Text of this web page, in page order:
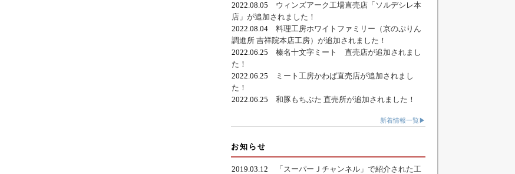
2022.08.05 ウィンズアーク工場直売店「ソルデシレ本
店」が追加されました！
2022.08.04 料理工房ホワイトファミリー（京のぷりん
調進所 吉祥院本店工房）が追加されました！
2022.06.25 榛名十文字ミート 直売店が追加されまし
た！
2022.06.25
ミート工房かわば直売店が追加されまし
た！
2022.06.25 和豚もちぶた 直売所が追加されました！
新着情報一覧▶
お知らせ
2019.03.12
「スーパーＪチャンネル」で紹介された工